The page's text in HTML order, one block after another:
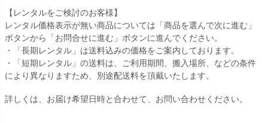
【レンタルをご検討のお客様】
レンタル価格表示が無い商品については「商品を選んで次に進む」
ボタンから「お問合せに進む」ボタンに進んでください。
・「長期レンタル」は送料込みの価格をご案内しております。
・「短期レンタル」の送料は、ご利用期間、搬入場所、などの条件
により異なりますため、別途配送料を頂戴いたします。
詳しくは、お届け希望日時と合わせて、お問い合わせください。